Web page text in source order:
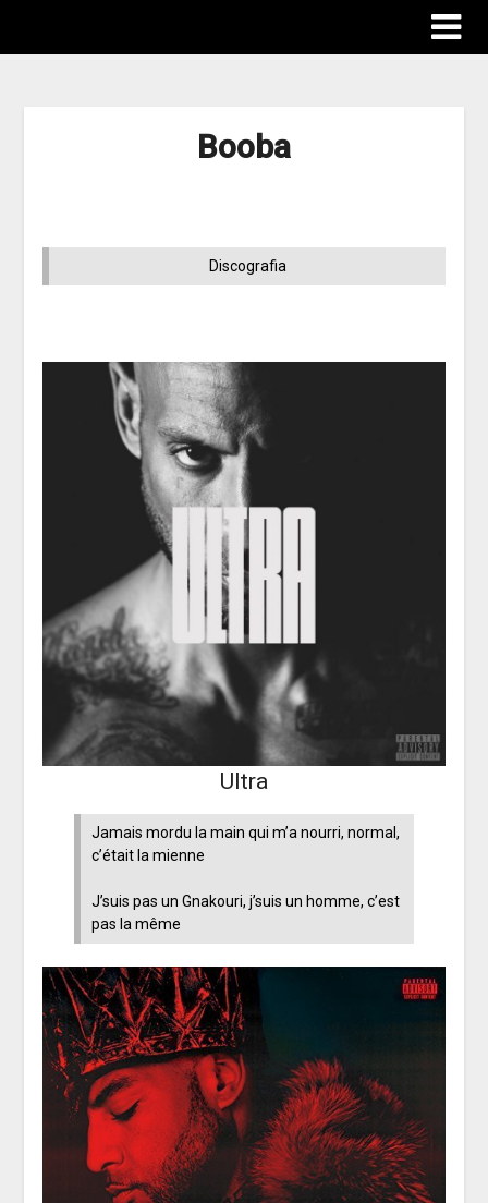
Booba
Discografia
Ultra
Jamais mordu la main qui m’a nourri, normal,
c’était la mienne
J’suis pas un Gnakouri, j’suis un homme, c’est
pas la même